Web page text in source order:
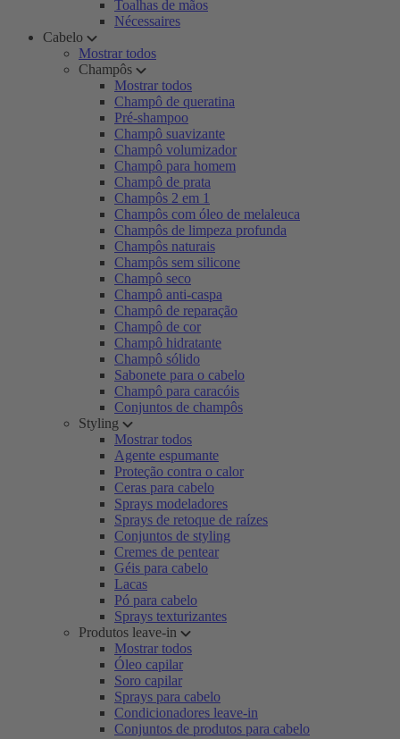
Toalhas de mãos
Nécessaires
Cabelo
Mostrar todos
Champôs
Mostrar todos
Champô de queratina
Pré-shampoo
Champô suavizante
Champô volumizador
Champô para homem
Champô de prata
Champôs 2 em 1
Champôs com óleo de melaleuca
Champôs de limpeza profunda
Champôs naturais
Champôs sem silicone
Champô seco
Champô anti-caspa
Champô de reparação
Champô de cor
Champô hidratante
Champô sólido
Sabonete para o cabelo
Champô para caracóis
Conjuntos de champôs
Styling
Mostrar todos
Agente espumante
Proteção contra o calor
Ceras para cabelo
Sprays modeladores
Sprays de retoque de raízes
Conjuntos de styling
Cremes de pentear
Géis para cabelo
Lacas
Pó para cabelo
Sprays texturizantes
Produtos leave-in
Mostrar todos
Óleo capilar
Soro capilar
Sprays para cabelo
Condicionadores leave-in
Conjuntos de produtos para cabelo